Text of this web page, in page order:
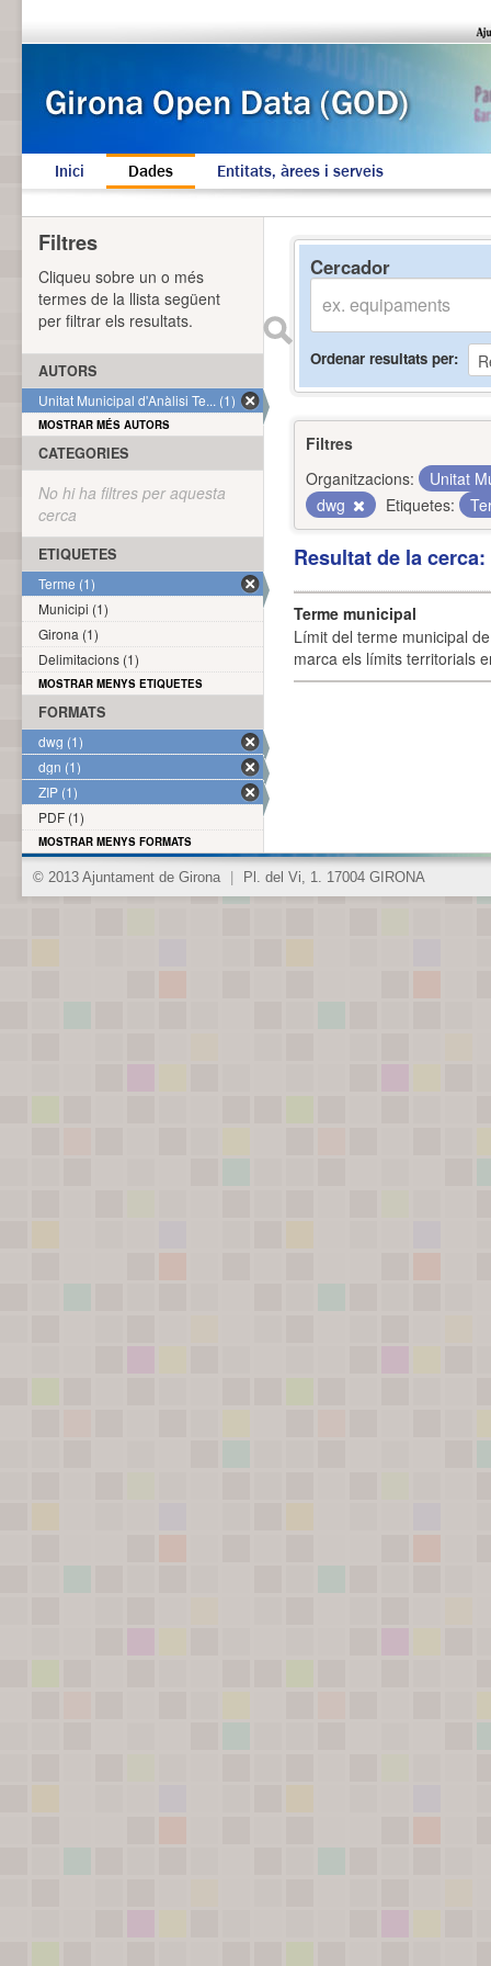
Inici Dades Entitats, àrees i serveis
Cercador
Ordenar resultats per
Filtres
Organitzacions:
Unitat
dwg
Etiquetes:
Resultat de la
Terme municipal
Límit del terme municipal
marca els límits territorials
Filtres
Cliqueu sobre un o més
termes de la llista següent
per filtrar els resultats.
AUTORS
Unitat Municipal d'Anàlisi Te... (1)
MOSTRAR MÉS AUTORS
CATEGORIES
No hi ha filtres per aquesta
cerca
ETIQUETES
Terme (1)
Municipi (1)
Girona (1)
Delimitacions (1)
MOSTRAR MENYS ETIQUETES
FORMATS
dwg (1)
dgn (1)
ZIP (1)
PDF (1)
MOSTRAR MENYS FORMATS
© 2013 Ajuntament de Girona Pl. del Vi, 1. 17004 GIRONA